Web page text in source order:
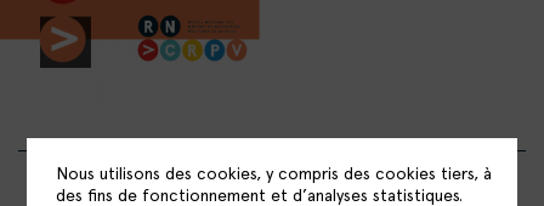
Nous utilisons des cookies, y compris des cookies tiers, à
des fins de fonctionnement et d’analyses statistiques.